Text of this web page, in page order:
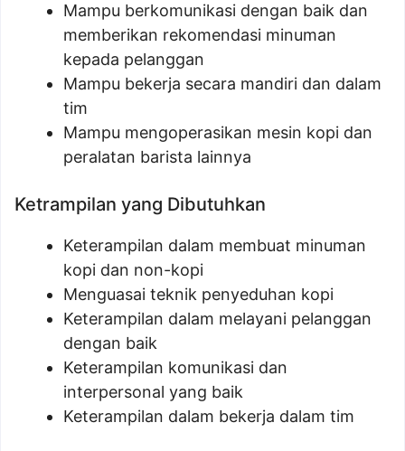
Mampu berkomunikasi dengan baik dan
memberikan rekomendasi minuman
kepada pelanggan
Mampu bekerja secara mandiri dan dalam
tim
Mampu mengoperasikan mesin kopi dan
peralatan barista lainnya
Ketrampilan yang Dibutuhkan
Keterampilan dalam membuat minuman
kopi dan non-kopi
Menguasai teknik penyeduhan kopi
Keterampilan dalam melayani pelanggan
dengan baik
Keterampilan komunikasi dan
interpersonal yang baik
Keterampilan dalam bekerja dalam tim